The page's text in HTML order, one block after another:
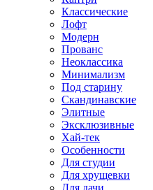
Классические
Лофт
Модерн
Прованс
Неоклассика
Минимализм
Под старину
Скандинавские
Элитные
Эксклюзивные
Хай-тек
Особенности
Для студии
Для хрущевки
Для дачи